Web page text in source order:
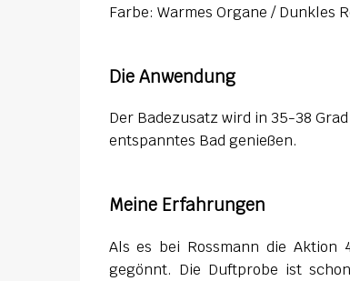
Farbe: Warmes Organe / Dunkles
Die Anwendung
Der Badezusatz wird in 35-38
entspanntes Bad genießen.
Meine Erfahrungen
Als es bei Rossmann die
gegönnt. Die Duftprobe ist